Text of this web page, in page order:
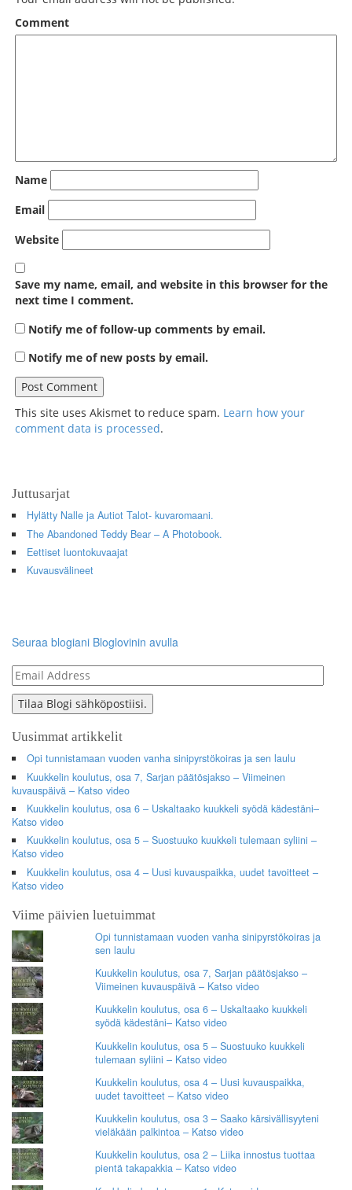
Comment
Name
Email
Website
Save my name, email, and website in this browser for the
next time I comment.
Notify me of follow-up comments by email.
Notify me of new posts by email.
This site uses Akismet to reduce spam. Learn how your
comment data is processed.
Juttusarjat
Hylätty Nalle ja Autiot Talot- kuvaromaani.
The Abandoned Teddy Bear – A Photobook.
Eettiset luontokuvaajat
Kuvausvälineet
Seuraa blogiani Bloglovinin avulla
Email
Address
Tilaa Blogi sähköpostiisi.
Uusimmat artikkelit
Opi tunnistamaan vuoden vanha sinipyrstökoiras ja sen laulu
Kuukkelin koulutus, osa 7, Sarjan päätösjakso – Viimeinen
kuvauspäivä – Katso video
Kuukkelin koulutus, osa 6 – Uskaltaako kuukkeli syödä kädestäni–
Katso video
Kuukkelin koulutus, osa 5 – Suostuuko kuukkeli tulemaan syliini –
Katso video
Kuukkelin koulutus, osa 4 – Uusi kuvauspaikka, uudet tavoitteet –
Katso video
Viime päivien luetuimmat
Opi tunnistamaan vuoden vanha sinipyrstökoiras ja
sen laulu
Kuukkelin koulutus, osa 7, Sarjan päätösjakso –
Viimeinen kuvauspäivä – Katso video
Kuukkelin koulutus, osa 6 – Uskaltaako kuukkeli
syödä kädestäni– Katso video
Kuukkelin koulutus, osa 5 – Suostuuko kuukkeli
tulemaan syliini – Katso video
Kuukkelin koulutus, osa 4 – Uusi kuvauspaikka,
uudet tavoitteet – Katso video
Kuukkelin koulutus, osa 3 – Saako kärsivällisyyteni
vieläkään palkintoa – Katso video
Kuukkelin koulutus, osa 2 – Liika innostus tuottaa
pientä takapakkia – Katso video